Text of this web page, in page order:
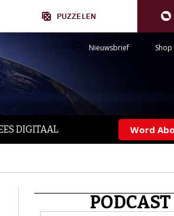
PUZZELEN
Nieuwsbrief Shop
DIGITAAL Word
PODCAST